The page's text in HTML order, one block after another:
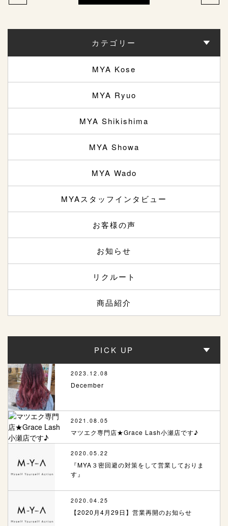
カテゴリー
MYA Kose
MYA Ryuo
MYA Shikishima
MYA Showa
MYA Wado
MYAスタッフインタビュー
お客様の声
お知らせ
リクルート
商品紹介
PICK UP
2023.12.08
December
2021.08.05
マツエク専門店★Grace Lash小瀬店です♪
2020.05.22
『MYA３密回避の対策をして営業しておりま
す』
2020.04.25
【2020月4月29日】営業再開のお知らせ